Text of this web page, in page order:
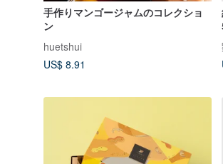
手作りマンゴージャムのコレクショ
ン
huetshui
US$ 8.91